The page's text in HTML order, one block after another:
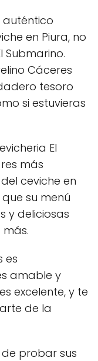
auténtico
en Piura, no
Submarino.
Cáceres
tesoro
si estuvieras
El
más
ceviche en
su menú
y deliciosas
es
amable y
excelente, y te
de la
probar sus